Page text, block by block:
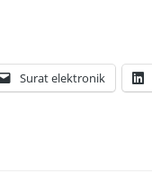
Surat elektronik